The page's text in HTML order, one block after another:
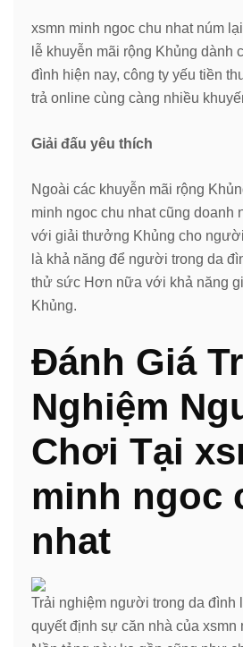
xsmn minh ngoc chu nhat núm
lễ khuyễn mãi rộng Khủng dành
đình hiện nay, công ty yếu tiền
trả online cùng càng nhiều
Giải đấu yêu thích
Ngoài các khuyễn mãi rộng
minh ngoc chu nhat cũng doanh
với giải thưởng Khủng cho
là khả năng để người trong da
thử sức Hơn nữa với khả năng
Khủng.
Đánh Giá
Nghiệm
Chơi Tại
minh ngoc
nhat
Trải nghiệm người trong da đình
quyết định sự căn nhà của xsmn